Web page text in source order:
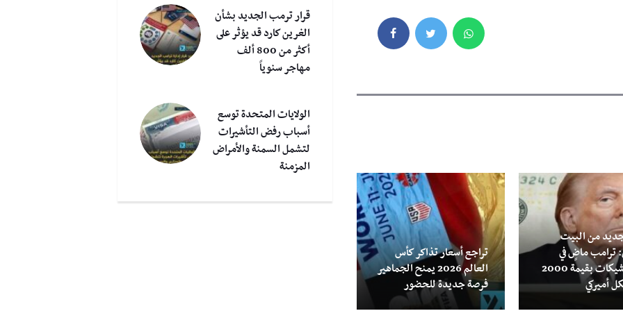
تراجع أسعار تذاكر كأس
العالم 2026 يمنح الجماهير
فرصة جديدة للحضور
من البيت
ترامب ماضٍ في
صرف شيكات بقيمة 2000
أميركي
قرار ترمب الجديد بشأن
الغرين كارد قد يؤثر على
أكثر من 800 ألف
مهاجر سنوياً
الولايات المتحدة توسع
أسباب رفض التأشيرات
لتشمل السمنة والأمراض
المزمنة